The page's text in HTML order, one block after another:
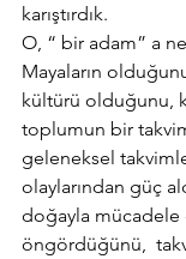
karıştırdık.
O, “ bir adam” a
Mayaların
kültürü olduğunu,
toplumun bir
geleneksel
olaylarından güç
doğayla mücadele
öngördüğünü,